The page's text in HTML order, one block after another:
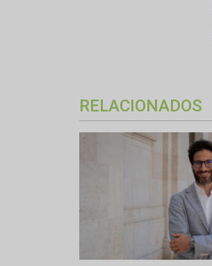
RELACIONADOS